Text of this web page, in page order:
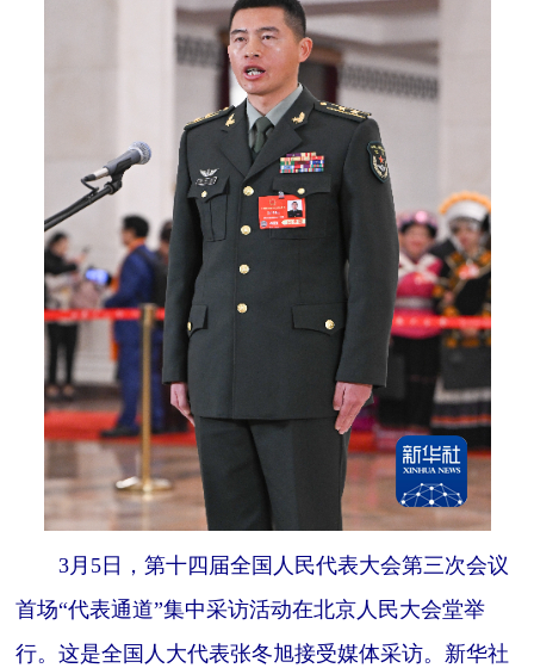
3月5日，第十四届全国人民代表大会第三次会议
首场“代表通道”集中采访活动在北京人民大会堂举
行。这是全国人大代表张冬旭接受媒体采访。新华社